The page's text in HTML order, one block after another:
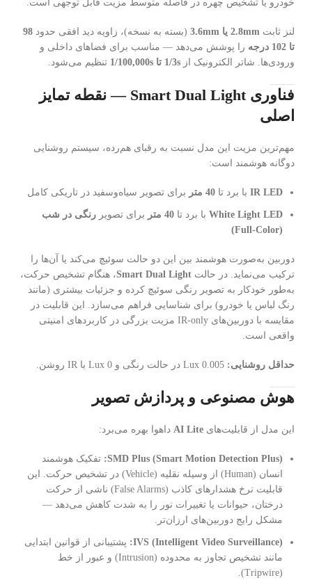
خودرو یا تشخیص چهره در فاصله متوسط مزیت قابل توجهی است.
لنز ثابت 2.8mm یا 3.6mm (بسته به نسخه)، زاویه دید افقی حدود 98
تا 102 درجه
را پوشش می‌دهد — مناسب برای فضاهای داخلی و
ورودی‌ها. شاتر الکترونیک از 1/3s تا 1/100,000s تنظیم می‌شود.
فناوری Smart Dual Light — نقطه تمایز
اصلی
مهم‌ترین مزیت این مدل نسبت به رقبای هم‌رده، سیستم روشنایی
دوگانه هوشمند است:
IR LED با برد تا 40 متر برای تصویر سیاه‌وسفید در تاریکی کامل
White Light LED با برد تا 40 متر برای تصویر رنگی در شب
(Full-Color)
دوربین به‌صورت هوشمند بین این دو حالت سوئیچ می‌کند یا آن‌ها را
ترکیب می‌نماید. در حالت Smart Dual Light، هنگام تشخیص حرکت،
به‌طور خودکار به تصویر رنگی سوئیچ کرده و جزئیات بیشتری (مانند
رنگ لباس یا خودرو) برای شناسایی فراهم می‌سازد. این قابلیت در
مقایسه با دوربین‌های IR-only مزیت بزرگی در کاربردهای امنیتی
واقعی است.
حداقل روشنایی:
هوش مصنوعی و پردازش تصویر
این مدل از قابلیت‌های AI Lite داهوا بهره می‌برد:
SMD Plus (Smart Motion Detection Plus): تفکیک هوشمند
انسان (Human) از وسیله نقلیه (Vehicle) در تشخیص حرکت. این
قابلیت نرخ هشدارهای کاذب (False Alarms) ناشی از حرکت
درختان، حیوانات یا تغییرات نور را به شدت کاهش می‌دهد —
مشکل رایج دوربین‌های ارزان‌تر.
IVS (Intelligent Video Surveillance):
پشتیبانی از قوانین ابتدایی
مانند تشخیص تجاوز به محدوده (Intrusion) و عبور از خط
(Tripwire).